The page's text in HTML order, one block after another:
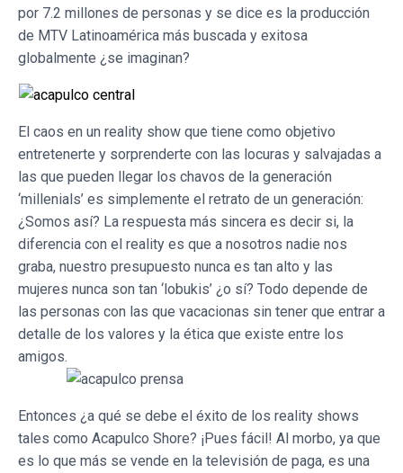
por 7.2 millones de personas y se dice es la producción
de MTV Latinoamérica más buscada y exitosa
globalmente ¿se imaginan?
El caos en un reality show que tiene como objetivo
entretenerte y sorprenderte con las locuras y salvajadas a
las que pueden llegar los chavos de la generación
‘millenials’ es simplemente el retrato de un generación:
¿Somos así? La respuesta más sincera es decir si, la
diferencia con el reality es que a nosotros nadie nos
graba, nuestro presupuesto nunca es tan alto y las
mujeres nunca son tan ‘lobukis’ ¿o sí? Todo depende de
las personas con las que vacacionas sin tener que entrar a
detalle de los valores y la ética que existe entre los
amigos.
Entonces ¿a qué se debe el éxito de los reality shows
tales como Acapulco Shore? ¡Pues fácil! Al morbo, ya que
es lo que más se vende en la televisión de paga, es una